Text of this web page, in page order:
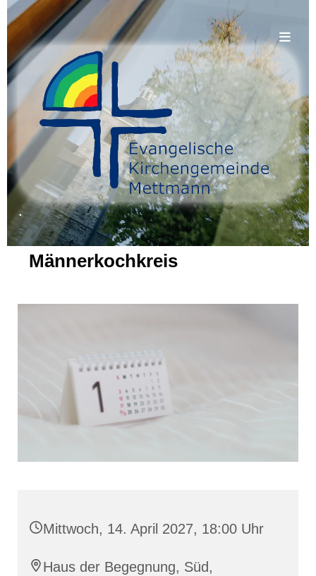
.
Männerkochkreis
Mittwoch, 14. April 2027, 18:00 Uhr
Haus der Begegnung, Süd,